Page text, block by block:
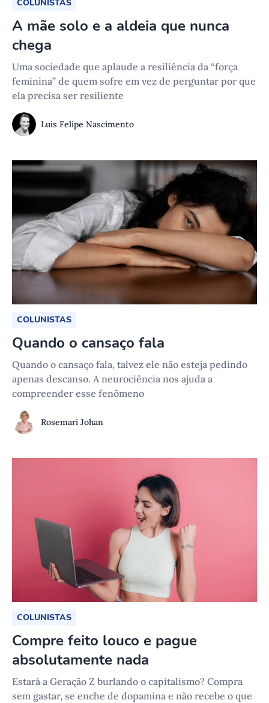
COLUNISTAS
A mãe solo e a aldeia que nunca
chega
Uma sociedade que aplaude a resiliência da “força
feminina” de quem sofre em vez de perguntar por que
ela precisa ser resiliente
Luis Felipe Nascimento
COLUNISTAS
Quando o cansaço fala
Quando o cansaço fala, talvez ele não esteja pedindo
apenas descanso. A neurociência nos ajuda a
compreender esse fenômeno
Rosemari Johan
COLUNISTAS
Compre feito louco e pague
absolutamente nada
Estará a Geração Z burlando o capitalismo? Compra
sem gastar, se enche de dopamina e não recebe o que